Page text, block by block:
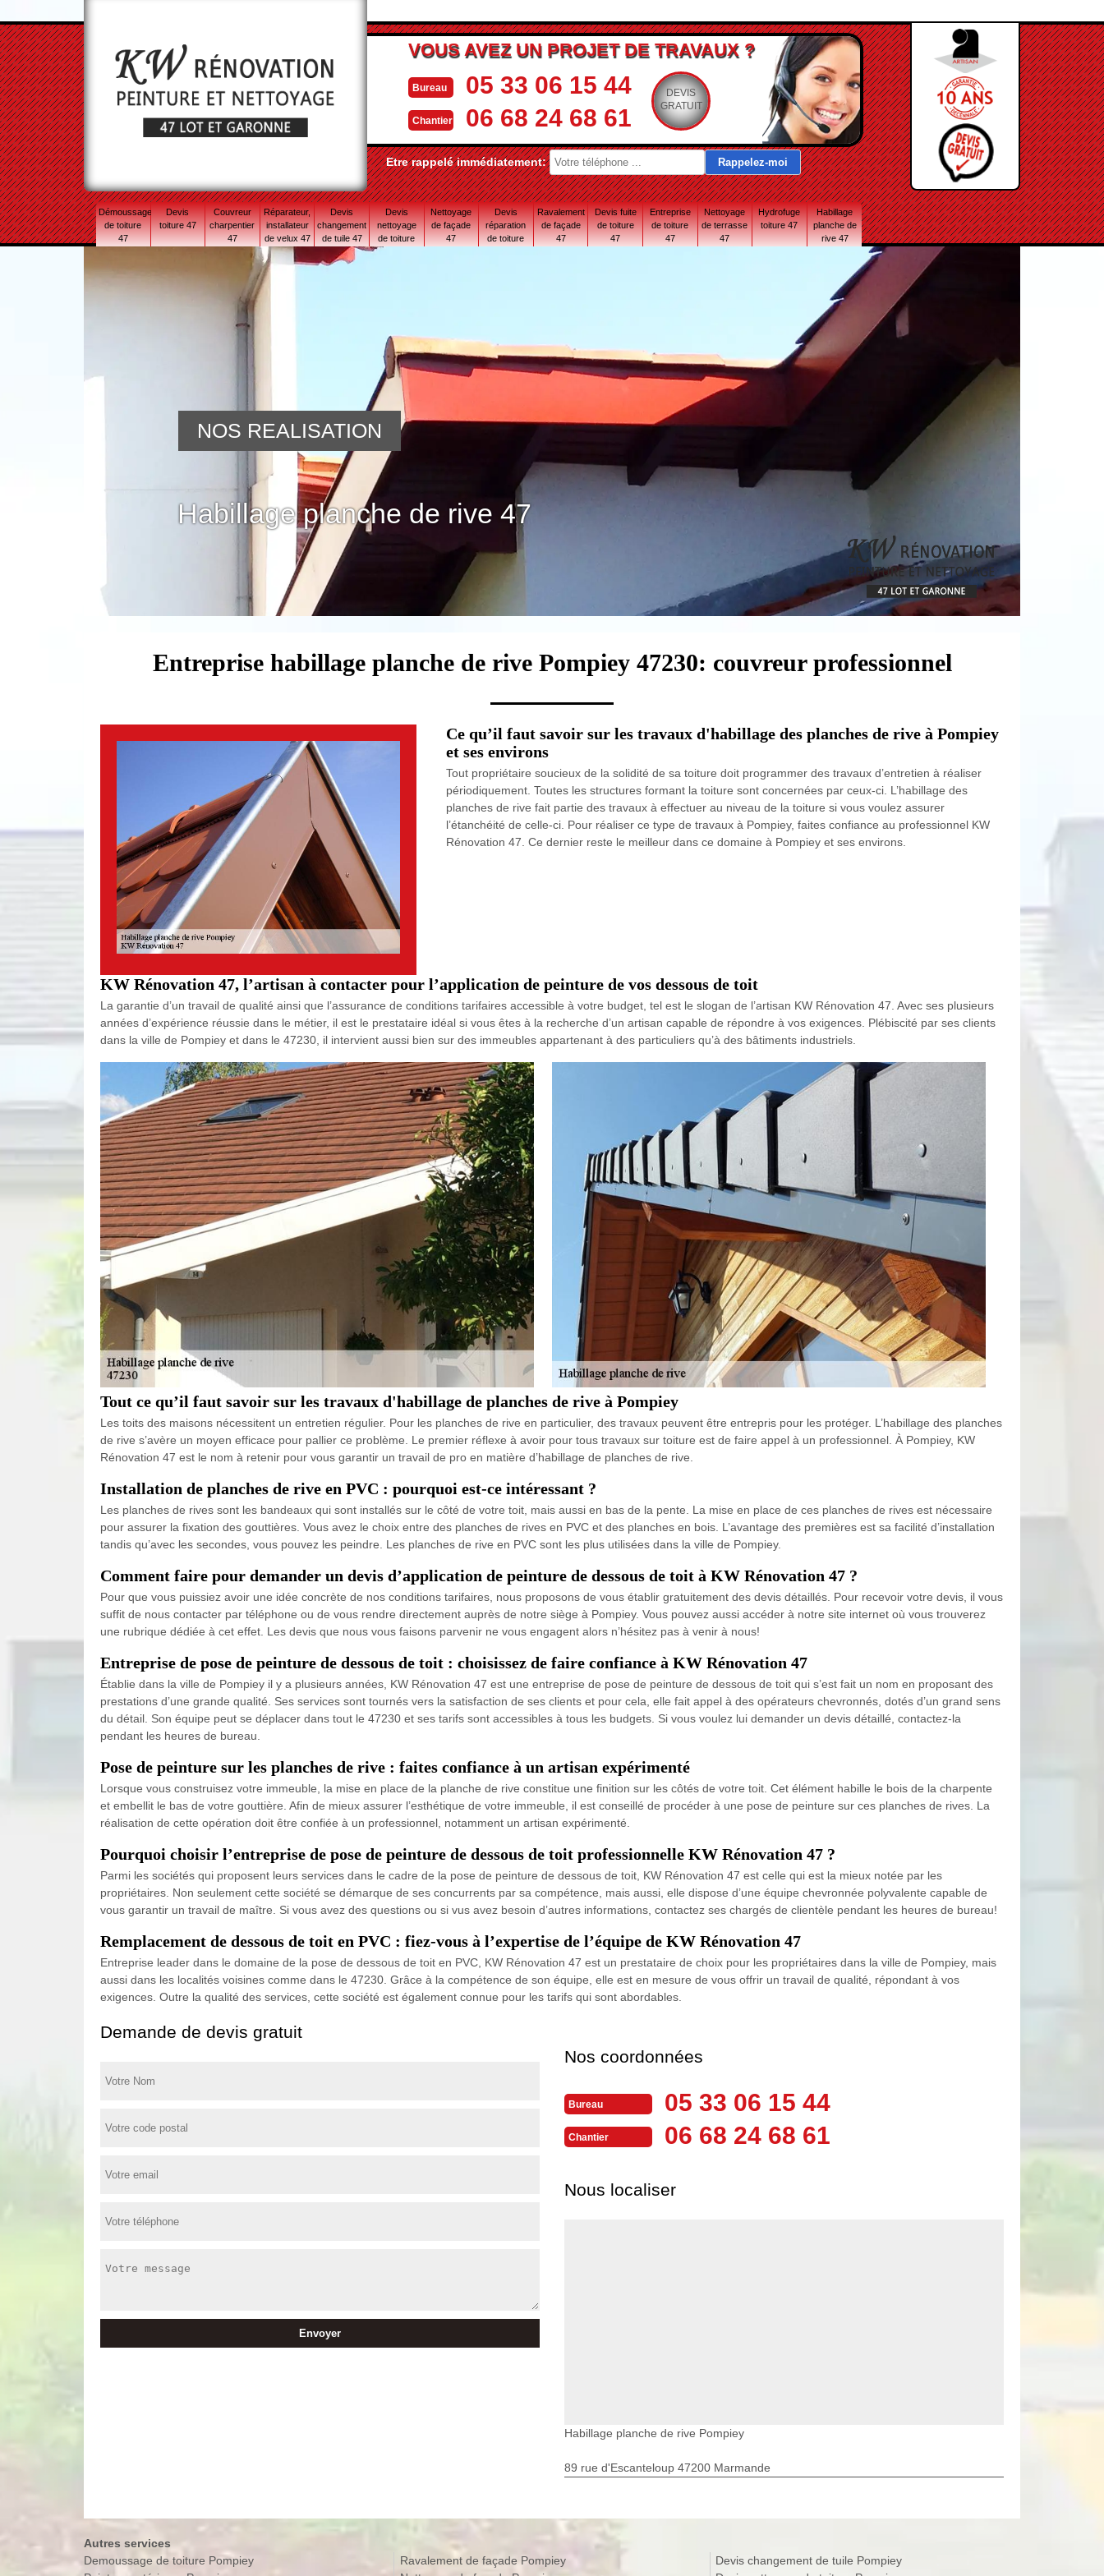
VOUS AVEZ UN PROJET DE TRAVAUX ?
Bureau 05 33 06 15 44
Chantier 06 68 24 68 61
DEVIS
GRATUIT
Etre rappelé immédiatement:
Démoussage
de toiture
47
Devis
toiture 47
Couvreur
charpentier
47
Réparateur,
installateur
de velux 47
Devis
changement
de tuile 47
Devis
nettoyage
de toiture
Nettoyage
de façade
47
Devis
réparation
de toiture
Ravalement
de façade
47
Devis fuite
de toiture
47
Entreprise
de toiture
47
Nettoyage
de terrasse
47
Hydrofuge
toiture 47
Habillage
planche de
rive 47
Habillage planche de rive 47
NOS REALISATION
Entreprise habillage planche de rive Pompiey 47230: couvreur professionnel
Ce qu’il faut savoir sur les travaux d'habillage des planches de rive à Pompiey
et ses environs
Tout propriétaire soucieux de la solidité de sa toiture doit programmer des travaux d’entretien à réaliser
périodiquement. Toutes les structures formant la toiture sont concernées par ceux-ci. L’habillage des
planches de rive fait partie des travaux à effectuer au niveau de la toiture si vous voulez assurer
l’étanchéité de celle-ci. Pour réaliser ce type de travaux à Pompiey, faites confiance au professionnel KW
Rénovation 47. Ce dernier reste le meilleur dans ce domaine à Pompiey et ses environs.
KW Rénovation 47, l’artisan à contacter pour l’application de peinture de vos dessous de toit
La garantie d’un travail de qualité ainsi que l’assurance de conditions tarifaires accessible à votre budget, tel est le slogan de l’artisan KW Rénovation 47. Avec ses plusieurs
années d’expérience réussie dans le métier, il est le prestataire idéal si vous êtes à la recherche d’un artisan capable de répondre à vos exigences. Plébiscité par ses clients
dans la ville de Pompiey et dans le 47230, il intervient aussi bien sur des immeubles appartenant à des particuliers qu’à des bâtiments industriels.
Tout ce qu’il faut savoir sur les travaux d'habillage de planches de rive à Pompiey
Les toits des maisons nécessitent un entretien régulier. Pour les planches de rive en particulier, des travaux peuvent être entrepris pour les protéger. L’habillage des planches
de rive s’avère un moyen efficace pour pallier ce problème. Le premier réflexe à avoir pour tous travaux sur toiture est de faire appel à un professionnel. À Pompiey, KW
Rénovation 47 est le nom à retenir pour vous garantir un travail de pro en matière d’habillage de planches de rive.
Installation de planches de rive en PVC : pourquoi est-ce intéressant ?
Les planches de rives sont les bandeaux qui sont installés sur le côté de votre toit, mais aussi en bas de la pente. La mise en place de ces planches de rives est nécessaire
pour assurer la fixation des gouttières. Vous avez le choix entre des planches de rives en PVC et des planches en bois. L’avantage des premières est sa facilité d’installation
tandis qu’avec les secondes, vous pouvez les peindre. Les planches de rive en PVC sont les plus utilisées dans la ville de Pompiey.
Comment faire pour demander un devis d’application de peinture de dessous de toit à KW Rénovation 47 ?
Pour que vous puissiez avoir une idée concrète de nos conditions tarifaires, nous proposons de vous établir gratuitement des devis détaillés. Pour recevoir votre devis, il vous
suffit de nous contacter par téléphone ou de vous rendre directement auprès de notre siège à Pompiey. Vous pouvez aussi accéder à notre site internet où vous trouverez
une rubrique dédiée à cet effet. Les devis que nous vous faisons parvenir ne vous engagent alors n’hésitez pas à venir à nous!
Entreprise de pose de peinture de dessous de toit : choisissez de faire confiance à KW Rénovation 47
Établie dans la ville de Pompiey il y a plusieurs années, KW Rénovation 47 est une entreprise de pose de peinture de dessous de toit qui s’est fait un nom en proposant des
prestations d’une grande qualité. Ses services sont tournés vers la satisfaction de ses clients et pour cela, elle fait appel à des opérateurs chevronnés, dotés d’un grand sens
du détail. Son équipe peut se déplacer dans tout le 47230 et ses tarifs sont accessibles à tous les budgets. Si vous voulez lui demander un devis détaillé, contactez-la
pendant les heures de bureau.
Pose de peinture sur les planches de rive : faites confiance à un artisan expérimenté
Lorsque vous construisez votre immeuble, la mise en place de la planche de rive constitue une finition sur les côtés de votre toit. Cet élément habille le bois de la charpente
et embellit le bas de votre gouttière. Afin de mieux assurer l’esthétique de votre immeuble, il est conseillé de procéder à une pose de peinture sur ces planches de rives. La
réalisation de cette opération doit être confiée à un professionnel, notamment un artisan expérimenté.
Pourquoi choisir l’entreprise de pose de peinture de dessous de toit professionnelle KW Rénovation 47 ?
Parmi les sociétés qui proposent leurs services dans le cadre de la pose de peinture de dessous de toit, KW Rénovation 47 est celle qui est la mieux notée par les
propriétaires. Non seulement cette société se démarque de ses concurrents par sa compétence, mais aussi, elle dispose d’une équipe chevronnée polyvalente capable de
vous garantir un travail de maître. Si vous avez des questions ou si vus avez besoin d’autres informations, contactez ses chargés de clientèle pendant les heures de bureau!
Remplacement de dessous de toit en PVC : fiez-vous à l’expertise de l’équipe de KW Rénovation 47
Entreprise leader dans le domaine de la pose de dessous de toit en PVC, KW Rénovation 47 est un prestataire de choix pour les propriétaires dans la ville de Pompiey, mais
aussi dans les localités voisines comme dans le 47230. Grâce à la compétence de son équipe, elle est en mesure de vous offrir un travail de qualité, répondant à vos
exigences. Outre la qualité des services, cette société est également connue pour les tarifs qui sont abordables.
Demande de devis gratuit
Nos coordonnées
Bureau 05 33 06 15 44
Chantier 06 68 24 68 61
Nous localiser
Habillage planche de rive Pompiey
89 rue d'Escanteloup 47200 Marmande
Autres services
Demoussage de toiture Pompiey
Ravalement de façade Pompiey
Devis changement de tuile Pompiey